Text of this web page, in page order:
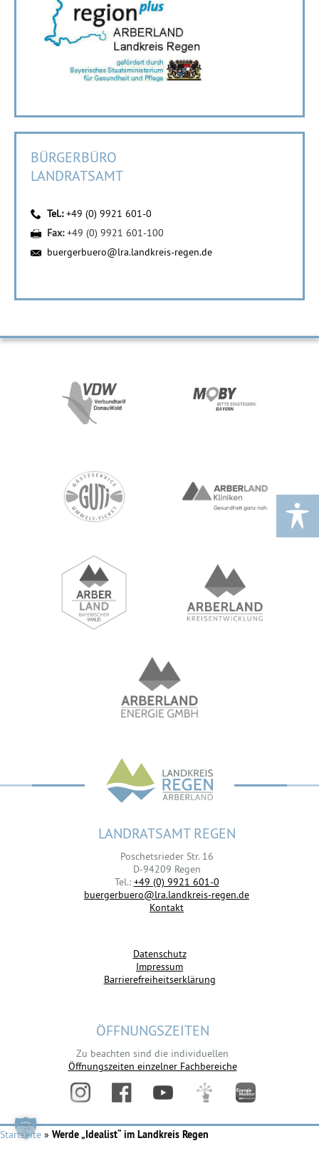
BÜRGERBÜRO
LANDRATSAMT
Tel.:+49 (0) 9921 601-0
Fax:+49 (0) 9921 601-100
buergerbuero@lra.landkreis-regen.de
LANDRATSAMT REGEN
Poschetsrieder Str. 16
D-94209 Regen
Tel.: +49 (0) 9921 601-0
buergerbuero@lra.landkreis-regen.de
Kontakt
Datenschutz
Impressum
Barrierefreiheitserklärung
ÖFFNUNGSZEITEN
Zu beachten sind die individuellen
Öffnungszeiten einzelner Fachbereiche
Startseite » Werde „Idealist“ im Landkreis Regen